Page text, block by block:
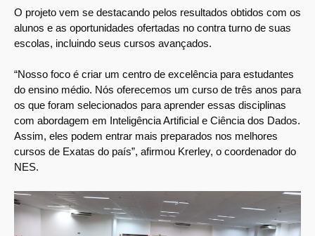
O projeto vem se destacando pelos resultados obtidos com os
alunos e as oportunidades ofertadas no contra turno de suas
escolas, incluindo seus cursos avançados.
“Nosso foco é criar um centro de excelência para estudantes
do ensino médio. Nós oferecemos um curso de três anos para
os que foram selecionados para aprender essas disciplinas
com abordagem em Inteligência Artificial e Ciência dos Dados.
Assim, eles podem entrar mais preparados nos melhores
cursos de Exatas do país”, afirmou Krerley, o coordenador do
NES.